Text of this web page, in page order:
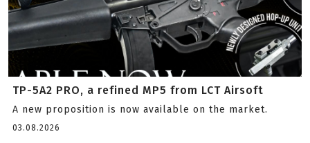
TP-5A2 PRO, a refined MP5 from LCT Airsoft
A new proposition is now available on the market.
03.08.2026